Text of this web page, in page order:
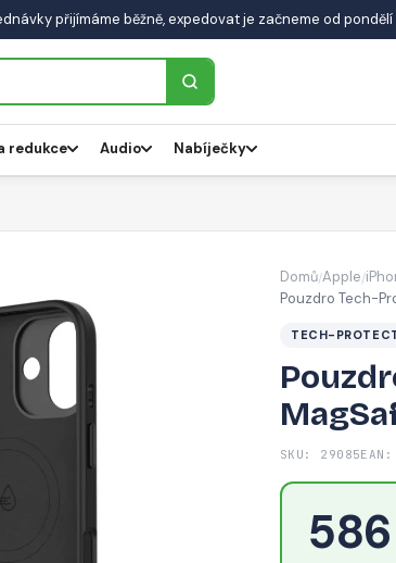
přijímáme běžně, expedovat je začneme od pondělí
redukce Audio Nabíječky
Domů/Apple/
Pouzdro Tech-
TECH-
SKU: 29085